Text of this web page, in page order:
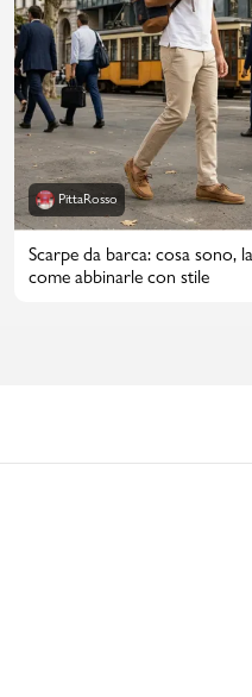
PittaRosso
Scarpe da barca: cosa sono,
come abbinarle con stile